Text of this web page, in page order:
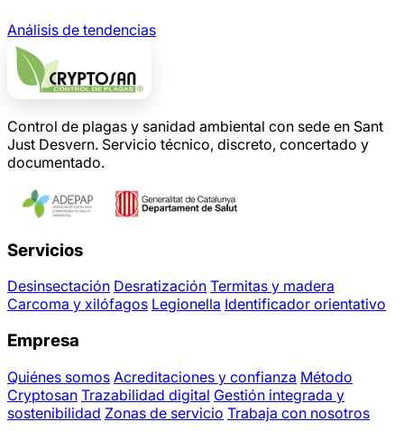
Análisis de tendencias
Control de plagas y sanidad ambiental con sede en Sant
Just Desvern. Servicio técnico, discreto, concertado y
documentado.
Servicios
Desinsectación Desratización Termitas y madera
Carcoma y xilófagos Legionella Identificador orientativo
Empresa
Quiénes somos Acreditaciones y confianza Método
Cryptosan Trazabilidad digital Gestión integrada y
sostenibilidad Zonas de servicio Trabaja con nosotros